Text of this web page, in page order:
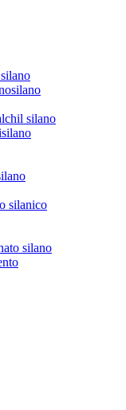
silano
silanico
silano